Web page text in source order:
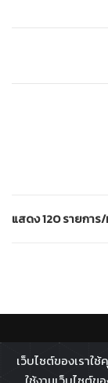
แสดง 120 รายการ/
All rights
เว็บไซต์ของเราใ